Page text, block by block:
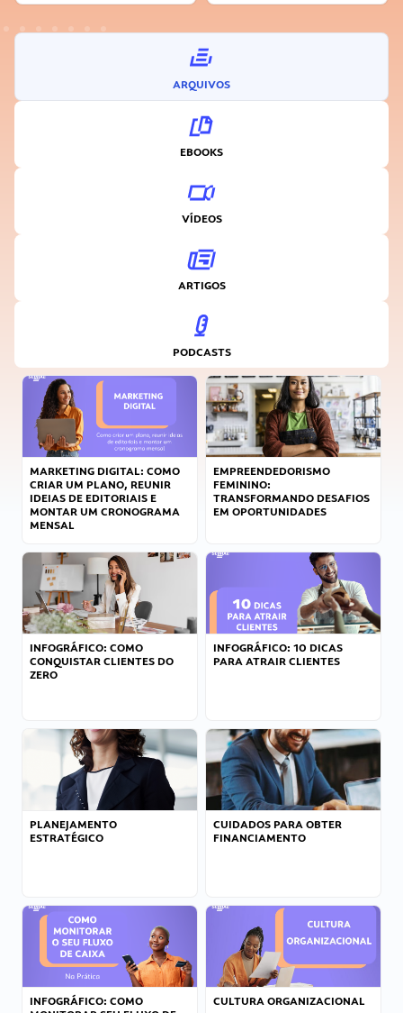
ARQUIVOS
EBOOKS
VÍDEOS
ARTIGOS
PODCASTS
MARKETING DIGITAL: COMO
CRIAR UM PLANO, REUNIR
IDEIAS DE EDITORIAIS E
MONTAR UM CRONOGRAMA
MENSAL
EMPREENDEDORISMO
FEMININO:
TRANSFORMANDO DESAFIOS
EM OPORTUNIDADES
INFOGRÁFICO: COMO
CONQUISTAR CLIENTES DO
ZERO
INFOGRÁFICO: 10 DICAS
PARA ATRAIR CLIENTES
PLANEJAMENTO
ESTRATÉGICO
CUIDADOS PARA OBTER
FINANCIAMENTO
INFOGRÁFICO: COMO
CULTURA ORGANIZACIONAL